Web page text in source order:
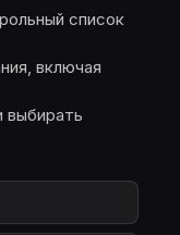
список
включая
выбирать